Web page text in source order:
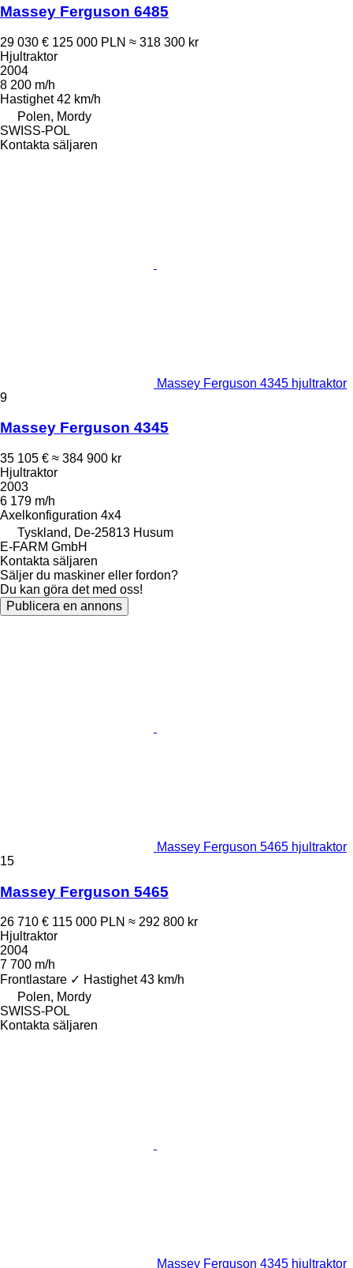
Massey Ferguson 6485
29 030 € 125 000 PLN ≈ 318 300 kr
Hjultraktor
2004
8 200 m/h
Hastighet 42 km/h
Polen, Mordy
SWISS-POL
Kontakta säljaren
Massey Ferguson 4345 hjultraktor
9
Massey Ferguson 4345
35 105 € ≈ 384 900 kr
Hjultraktor
2003
6 179 m/h
Axelkonfiguration 4x4
Tyskland, De-25813 Husum
E-FARM GmbH
Kontakta säljaren
Säljer du maskiner eller fordon?
Du kan göra det med oss!
Publicera en annons
Massey Ferguson 5465 hjultraktor
15
Massey Ferguson 5465
26 710 € 115 000 PLN ≈ 292 800 kr
Hjultraktor
2004
7 700 m/h
Frontlastare ✓ Hastighet 43 km/h
Polen, Mordy
SWISS-POL
Kontakta säljaren
Massey Ferguson 4345 hjultraktor